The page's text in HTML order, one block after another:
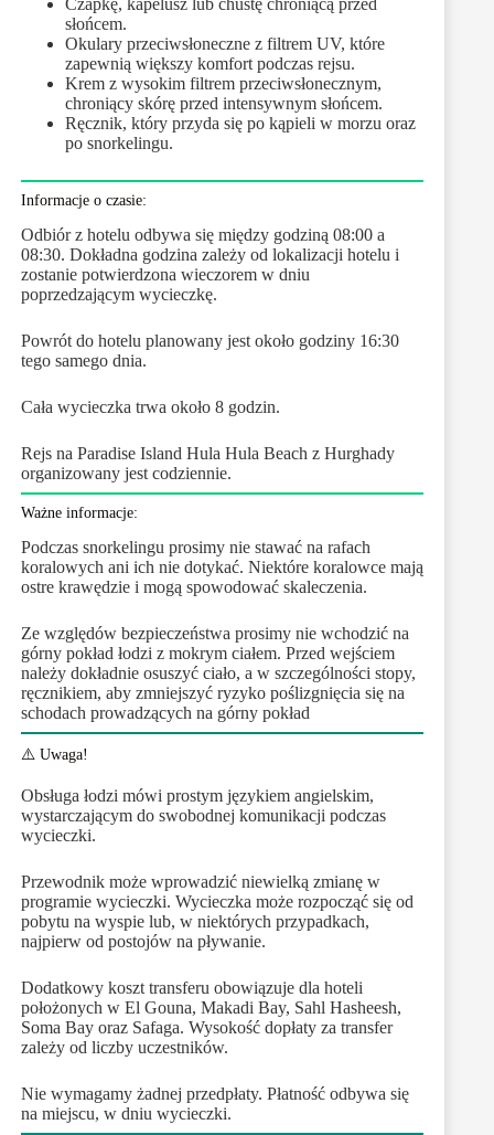
słońcem.
Okulary przeciwsłoneczne z filtrem UV, które
zapewnią większy komfort podczas rejsu.
Krem z wysokim filtrem przeciwsłonecznym,
chroniący skórę przed intensywnym słońcem.
Ręcznik, który przyda się po kąpieli w morzu oraz
po snorkelingu.
Informacje o czasie:
Odbiór z hotelu odbywa się między godziną 08:00 a
08:30. Dokładna godzina zależy od lokalizacji hotelu i
zostanie potwierdzona wieczorem w dniu
poprzedzającym wycieczkę.
Powrót do hotelu planowany jest około godziny 16:30
tego samego dnia.
Cała wycieczka trwa około 8 godzin.
Rejs na Paradise Island Hula Hula Beach z Hurghady
organizowany jest codziennie.
Ważne informacje:
Podczas snorkelingu prosimy nie stawać na rafach
koralowych ani ich nie dotykać. Niektóre koralowce mają
ostre krawędzie i mogą spowodować skaleczenia.
Ze względów bezpieczeństwa prosimy nie wchodzić na
górny pokład łodzi z mokrym ciałem. Przed wejściem
należy dokładnie osuszyć ciało, a w szczególności stopy,
ręcznikiem, aby zmniejszyć ryzyko poślizgnięcia się na
schodach prowadzących na górny pokład
⚠️ Uwaga!
Obsługa łodzi mówi prostym językiem angielskim,
wystarczającym do swobodnej komunikacji podczas
wycieczki.
Przewodnik może wprowadzić niewielką zmianę w
programie wycieczki. Wycieczka może rozpocząć się od
pobytu na wyspie lub, w niektórych przypadkach,
najpierw od postojów na pływanie.
Dodatkowy koszt transferu obowiązuje dla hoteli
położonych w El Gouna, Makadi Bay, Sahl Hasheesh,
Soma Bay oraz Safaga. Wysokość dopłaty za transfer
zależy od liczby uczestników.
Nie wymagamy żadnej przedpłaty. Płatność odbywa się
na miejscu, w dniu wycieczki.